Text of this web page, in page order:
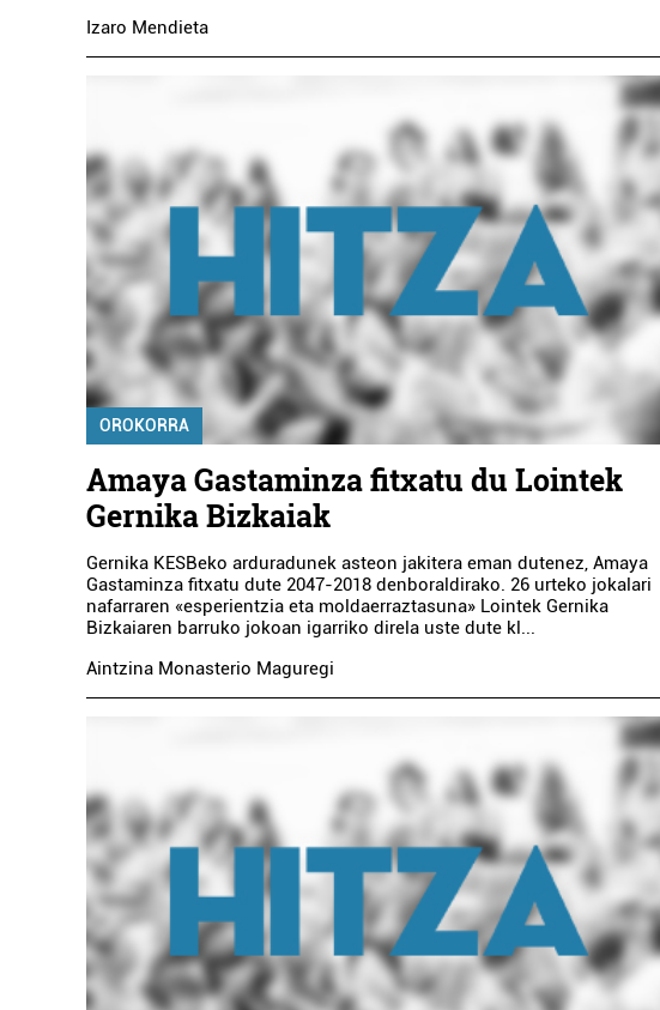
Izaro Mendieta
OROKORRA
Amaya Gastaminza fitxatu du Lointek
Gernika Bizkaiak
Gernika KESBeko arduradunek asteon jakitera eman dutenez, Amaya
Gastaminza fitxatu dute 2047-2018 denboraldirako. 26 urteko jokalari
nafarraren «esperientzia eta moldaerraztasuna» Lointek Gernika
Bizkaiaren barruko jokoan igarriko direla uste dute kl...
Aintzina Monasterio Maguregi